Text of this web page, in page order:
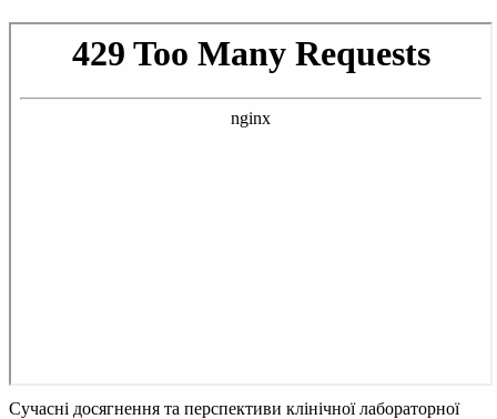
Сучасні досягнення та перспективи клінічної лабораторної